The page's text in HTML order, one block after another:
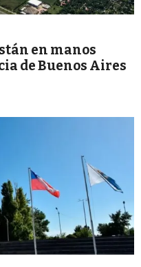
en manos
de Buenos Aires